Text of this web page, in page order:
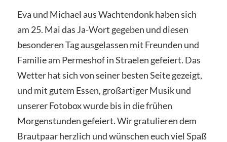
Eva und Michael aus Wachtendonk haben sich
am 25. Mai das Ja-Wort gegeben und diesen
besonderen Tag ausgelassen mit Freunden und
Familie am Permeshof in Straelen gefeiert. Das
Wetter hat sich von seiner besten Seite gezeigt,
und mit gutem Essen, großartiger Musik und
unserer Fotobox wurde bis in die frühen
Morgenstunden gefeiert. Wir gratulieren dem
Brautpaar herzlich und wünschen euch viel Spaß